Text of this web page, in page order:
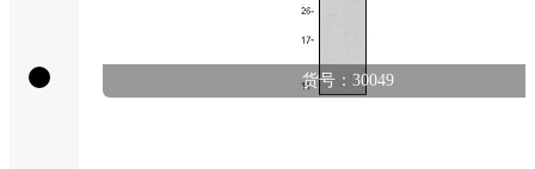
货号：30049